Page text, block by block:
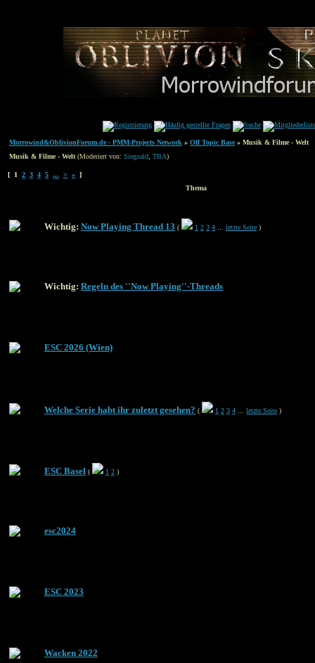
Morrowind&OblivionForum.de - PMM-Projects Network » Off Topic Base » Musik & Filme - Welt
Musik & Filme - Welt (Moderiert von: Siegnald TBA)
[ 1 2 3 4 5 ... > » ]
Thema
Wichtig: Now Playing Thread 13 ( 1 2 3 4 letzte Seite )
Wichtig: Regeln des ''Now Playing''-Threads
ESC 2026 (Wien)
Welche Serie habt ihr zuletzt gesehen? ( 1 2 3 4 letzte Seite )
ESC Basel ( 1 2 )
esc2024
ESC 2023
Wacken 2022